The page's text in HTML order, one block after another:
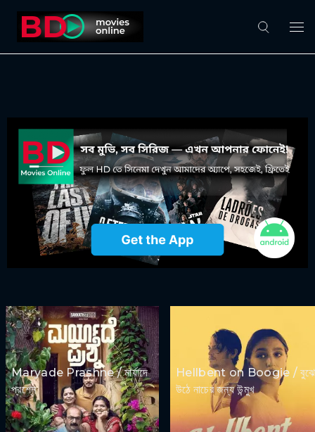
Maryade Prashne / মার্যাদে
প্রশ্নে
Hellbent on Boogie / বুঝে
উঠে নাচের জন্য উন্মুখ